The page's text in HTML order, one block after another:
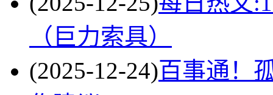
（巨力索具）
(2025-12-24)百事通！